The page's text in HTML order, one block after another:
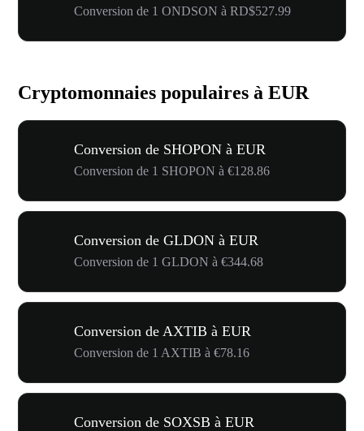
Conversion de 1 ONDSON à RD$527.99
Cryptomonnaies populaires à EUR
Conversion de SHOPON à EUR
Conversion de 1 SHOPON à €128.86
Conversion de GLDON à EUR
Conversion de 1 GLDON à €344.68
Conversion de AXTIB à EUR
Conversion de 1 AXTIB à €78.16
Conversion de SOXSB à EUR